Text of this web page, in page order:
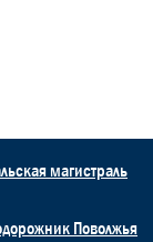
магистраль
Поволжья